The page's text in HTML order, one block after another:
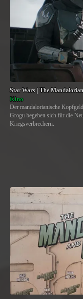
Star Wars | The
Kino
Der mandalorianische
Grogu begeben sich für die
Kriegsverbrechern.